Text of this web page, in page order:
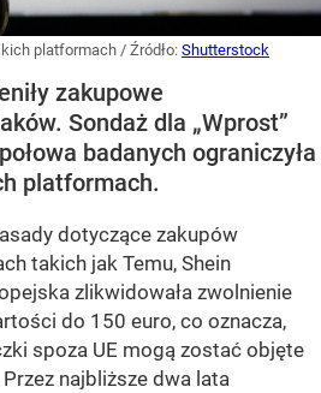
platformach / Źródło: Shutterstock
zakupowe
Sondaż dla „Wprost”
badanych ograniczyła
platformach.
dotyczące zakupów
takich jak Temu, Shein
zlikwidowała zwolnienie
do 150 euro, co oznacza,
spoza UE mogą zostać objęte
najbliższe dwa lata